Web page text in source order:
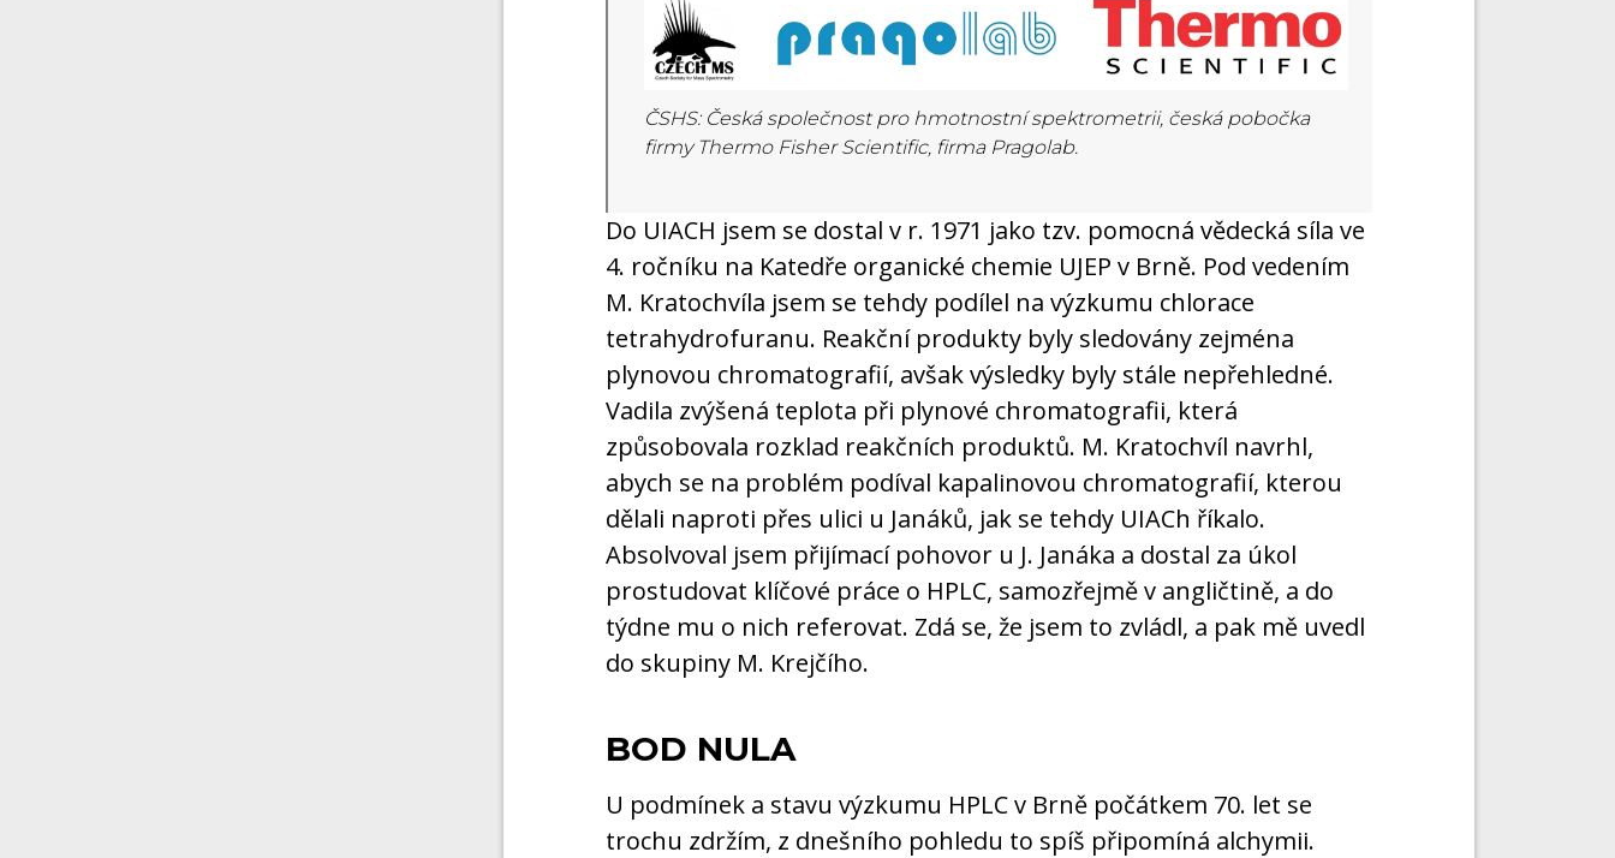
ČSHS: Česká společnost pro hmotnostní spektrometrii, česká pobočka
firmy Thermo Fisher Scientific, firma Pragolab.
Do UIACH jsem se dostal v r. 1971 jako tzv. pomocná vědecká síla ve
4. ročníku na Katedře organické chemie UJEP v Brně. Pod vedením
M. Kratochvíla jsem se tehdy podílel na výzkumu chlorace
tetrahydrofuranu. Reakční produkty byly sledovány zejména
plynovou chromatografií, avšak výsledky byly stále nepřehledné.
Vadila zvýšená teplota při plynové chromatografii, která
způsobovala rozklad reakčních produktů. M. Kratochvíl navrhl,
abych se na problém podíval kapalinovou chromatografií, kterou
dělali naproti přes ulici u Janáků, jak se tehdy UIACh říkalo.
Absolvoval jsem přijímací pohovor u J. Janáka a dostal za úkol
prostudovat klíčové práce o HPLC, samozřejmě v angličtině, a do
týdne mu o nich referovat. Zdá se, že jsem to zvládl, a pak mě uvedl
do skupiny M. Krejčího.
BOD NULA
U podmínek a stavu výzkumu HPLC v Brně počátkem 70. let se
trochu zdržím, z dnešního pohledu to spíš připomíná alchymii.